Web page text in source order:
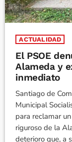
ACTUALIDAD
El PSOE
Alameda y
inmediato
Santiago de
Municipal
para reclamar
riguroso de la
deterioro que, a